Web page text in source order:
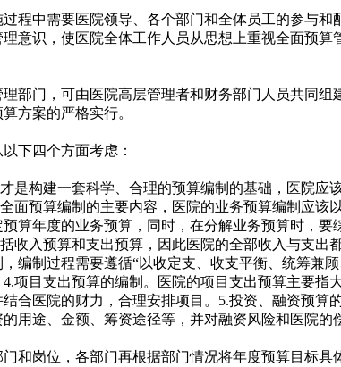
程中需要医院领导、各个部门和全体员工的参与和
意识，使医院全体工作人员从思想上重视全面预算
门，可由医院高层管理者和财务部门人员共同组
方案的严格实行。
下四个方面考虑：
构建一套科学、合理的预算编制的基础，医院应
预算编制的主要内容，医院的业务预算编制应该
算年度的业务预算，同时，在分解业务预算时，要
入预算和支出预算，因此医院的全部收入与支出
编制过程需要遵循“以收定支、收支平衡、统筹兼
目支出预算的编制。医院的项目支出预算主要指
合医院的财力，合理安排项目。5.投资、融资预算
途、金额、筹资途径等，并对融资风险和医院的
和岗位，各部门再根据部门情况将年度预算目标具